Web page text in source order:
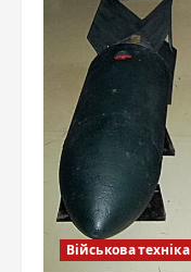
Військова техніка